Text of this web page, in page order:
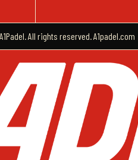
All rights reserved. A1padel.com